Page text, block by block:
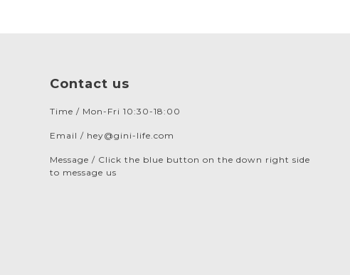
Contact us
Time / Mon-Fri 10:30-18:00
Email / hey@gini-life.com
Message / Click the blue button on the down right side
to message us